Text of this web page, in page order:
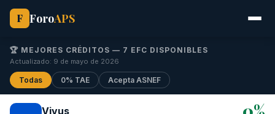
F ForoAPS
🏆 MEJORES CRÉDITOS — 7 EFC DISPONIBLES
Actualizado: 9 de mayo de 2026
Todas 0% TAE Acepta ASNEF
Vivus